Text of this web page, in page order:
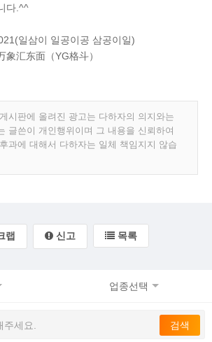
다.^^
일삼이 일공이공 삼공이일)
汇东面（YG格斗）
시판에 올려진 광고는 다하자의 의지와는
글쓴이 개인행위이며 그 내용을 신뢰하여
과에 대해서 다하자는 일체 책임지지 않습
랩 신고 목록
업종선택